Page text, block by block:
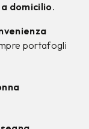
domicilio.
portafogli